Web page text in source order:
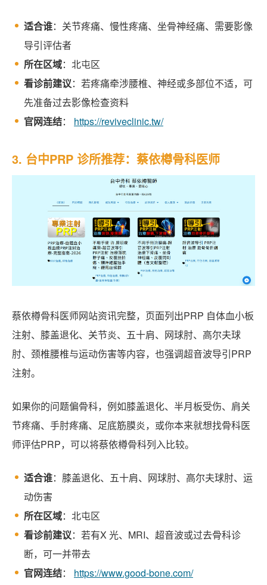
适合谁：关节疼痛、慢性疼痛、坐骨神经痛、需要影像
导引评估者
所在区域：北屯区
看诊前建议：若疼痛牵涉腰椎、神经或多部位不适，可
先准备过去影像检查资料
官网连结： https://reviveclinic.tw/
3. 台中PRP 诊所推荐：蔡依樽骨科医师
蔡依樽骨科医师网站资讯完整，页面列出PRP 自体血小板
注射、膝盖退化、关节炎、五十肩、网球肘、高尔夫球
肘、颈椎腰椎与运动伤害等内容，也强调超音波导引PRP
注射。
如果你的问题偏骨科，例如膝盖退化、半月板受伤、肩关
节疼痛、手肘疼痛、足底筋膜炎，或你本来就想找骨科医
师评估PRP，可以将蔡依樽骨科列入比较。
适合谁：膝盖退化、五十肩、网球肘、高尔夫球肘、运
动伤害
所在区域：北屯区
看诊前建议：若有X 光、MRI、超音波或过去骨科诊
断，可一并带去
官网连结： https://www.good-bone.com/